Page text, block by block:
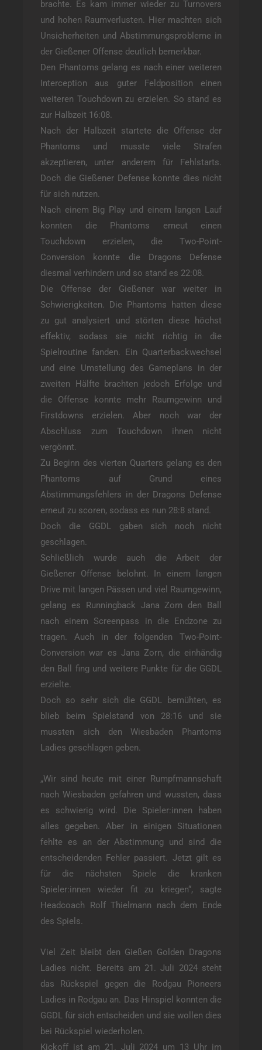
brachte. Es kam immer wieder zu Turnovers
und hohen Raumverlusten. Hier machten sich
Unsicherheiten und Abstimmungsprobleme in
der Gießener Offense deutlich bemerkbar.
Den Phantoms gelang es nach einer weiteren
Interception aus guter Feldposition einen
weiteren Touchdown zu erzielen. So stand es
zur Halbzeit 16:08.
Nach der Halbzeit startete die Offense der
Phantoms und musste viele Strafen
akzeptieren, unter anderem für Fehlstarts.
Doch die Gießener Defense konnte dies nicht
für sich nutzen.
Nach einem Big Play und einem langen Lauf
konnten die Phantoms erneut einen
Touchdown erzielen, die Two-Point-
Conversion konnte die Dragons Defense
diesmal verhindern und so stand es 22:08.
Die Offense der Gießener war weiter in
Schwierigkeiten. Die Phantoms hatten diese
zu gut analysiert und störten diese höchst
effektiv, sodass sie nicht richtig in die
Spielroutine fanden. Ein Quarterbackwechsel
und eine Umstellung des Gameplans in der
zweiten Hälfte brachten jedoch Erfolge und
die Offense konnte mehr Raumgewinn und
Firstdowns erzielen. Aber noch war der
Abschluss zum Touchdown ihnen nicht
vergönnt.
Zu Beginn des vierten Quarters gelang es den
Phantoms auf Grund eines
Abstimmungsfehlers in der Dragons Defense
erneut zu scoren, sodass es nun 28:8 stand.
Doch die GGDL gaben sich noch nicht
geschlagen.
Schließlich wurde auch die Arbeit der
Gießener Offense belohnt. In einem langen
Drive mit langen Pässen und viel Raumgewinn,
gelang es Runningback Jana Zorn den Ball
nach einem Screenpass in die Endzone zu
tragen. Auch in der folgenden Two-Point-
Conversion war es Jana Zorn, die einhändig
den Ball fing und weitere Punkte für die GGDL
erzielte.
Doch so sehr sich die GGDL bemühten, es
blieb beim Spielstand von 28:16 und sie
mussten sich den Wiesbaden Phantoms
Ladies geschlagen geben.
„Wir sind heute mit einer Rumpfmannschaft
nach Wiesbaden gefahren und wussten, dass
es schwierig wird. Die Spieler:innen haben
alles gegeben. Aber in einigen Situationen
fehlte es an der Abstimmung und sind die
entscheidenden Fehler passiert. Jetzt gilt es
für die nächsten Spiele die kranken
Spieler:innen wieder fit zu kriegen“, sagte
Headcoach Rolf Thielmann nach dem Ende
des Spiels.
Viel Zeit bleibt den Gießen Golden Dragons
Ladies nicht. Bereits am 21. Juli 2024 steht
das Rückspiel gegen die Rodgau Pioneers
Ladies in Rodgau an. Das Hinspiel konnten die
GGDL für sich entscheiden und sie wollen dies
bei Rückspiel wiederholen.
Kickoff ist am 21. Juli 2024 um 13 Uhr im